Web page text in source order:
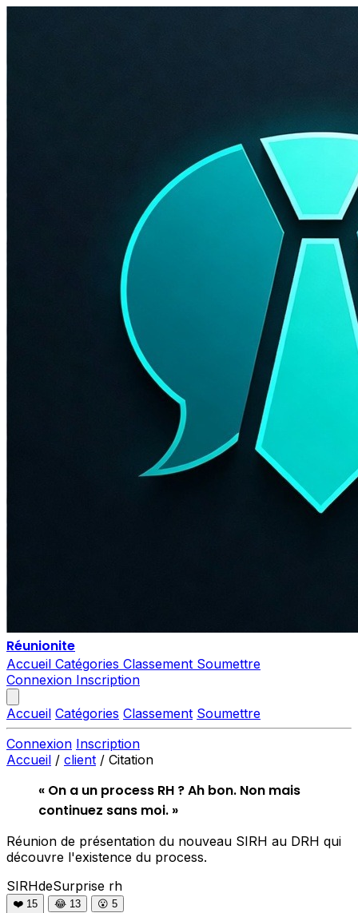
Réunionite
Accueil Catégories Classement Soumettre
Connexion Inscription
Accueil Catégories Classement Soumettre
Connexion Inscription
Accueil / client / Citation
« On a un process RH ? Ah bon. Non mais
continuez sans moi. »
Réunion de présentation du nouveau SIRH au DRH qui
découvre l'existence du process.
SIRHdeSurprise rh
❤️ 15 😂 13 😮 5